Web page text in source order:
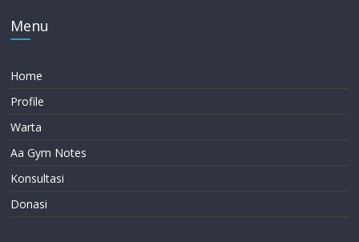
Menu
Home
Profile
Warta
Aa Gym Notes
Konsultasi
Donasi